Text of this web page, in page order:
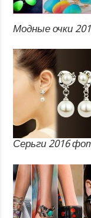
Модные очки
Серьги 2016